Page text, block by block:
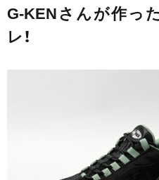
G-KENさんが作っ
レ！